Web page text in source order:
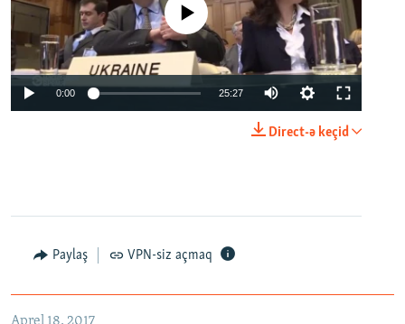
No media source currently available
0:00 25:27
Direct-ə keçid
Paylaş VPN-siz açmaq